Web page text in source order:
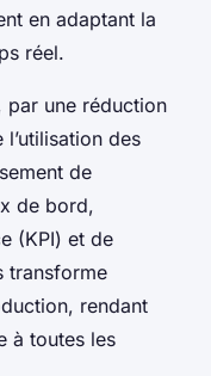
en adaptant la
réel.
par une réduction
des
de
de bord,
(KPI) et de
transforme
rendant
à toutes les